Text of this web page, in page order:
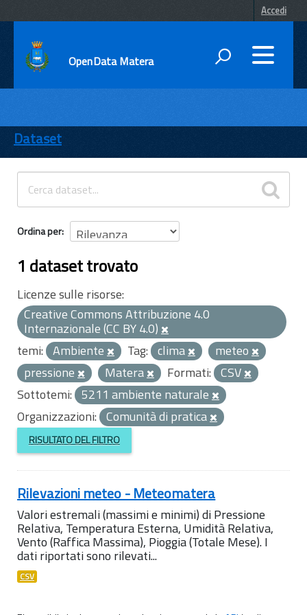
Accedi
OpenData Matera
ENTI
TEMI
INFORMAZIONI
Dataset
Ordina per
1 dataset trovato
Licenze sulle risorse:
Creative Commons Attribuzione 4.0
Internazionale (CC BY 4.0)
temi: Ambiente Tag: clima
meteo
pressione
Matera Formati: CSV
Sottotemi: 5211 ambiente naturale
Organizzazioni: Comunità di pratica
RISULTATO DEL FILTRO
Rilevazioni meteo - Meteomatera
Valori estremali (massimi e minimi) di Pressione
Relativa, Temperatura Esterna, Umidità Relativa,
Vento (Raffica Massima), Pioggia (Totale Mese). I
dati riportati sono rilevati...
CSV